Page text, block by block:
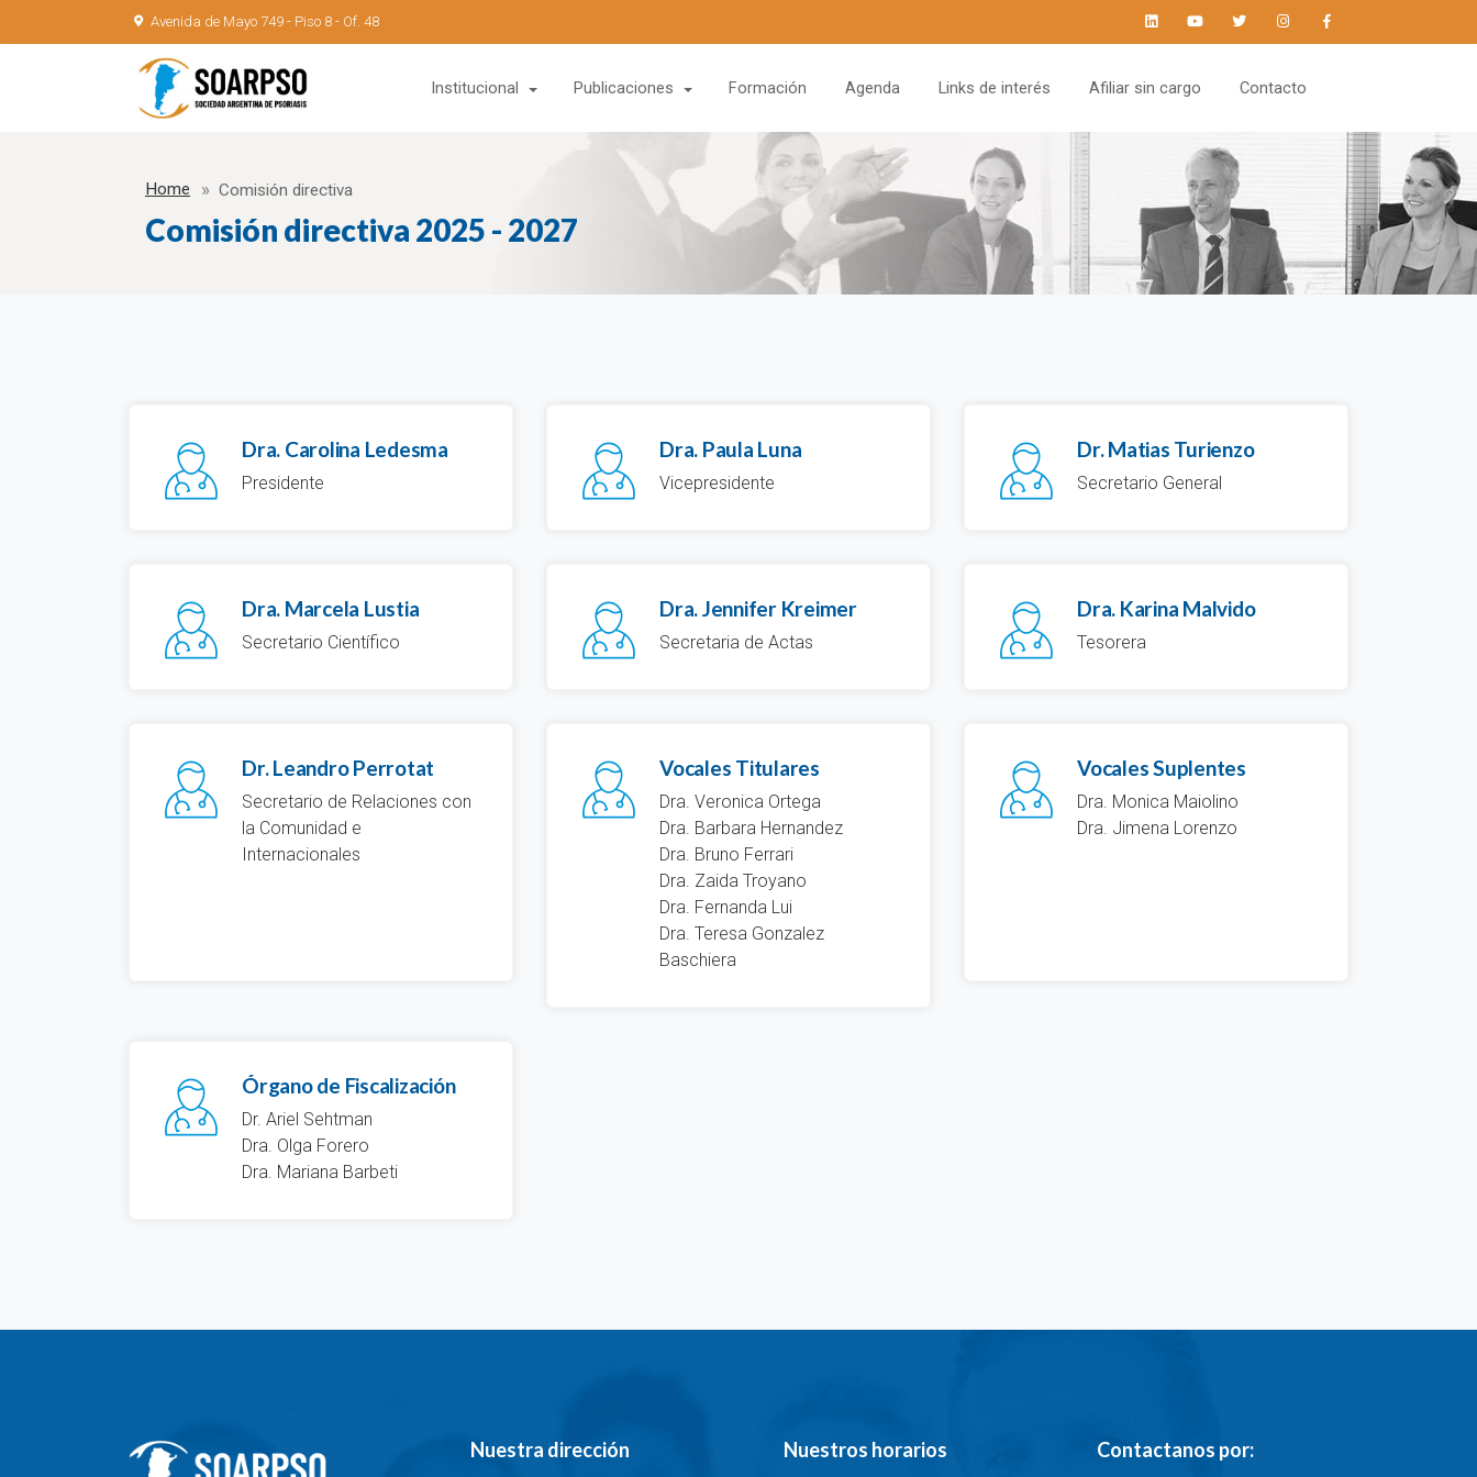
Avenida de Mayo 749 - Piso 8 - Of. 48
Institucional
Publicaciones
Formación Agenda Links de interés Afiliar sin cargo Contacto
Home Comisión directiva
Comisión directiva 2025 - 2027
Dra. Carolina Ledesma
Presidente
Dra. Paula Luna
Vicepresidente
Dr. Matias Turienzo
Secretario General
Dra. Marcela Lustia
Secretario Científico
Dra. Jennifer Kreimer
Secretaria de Actas
Dra. Karina Malvido
Tesorera
Dr. Leandro Perrotat
Secretario de Relaciones con
la Comunidad e
Internacionales
Vocales Titulares
Dra. Veronica Ortega
Dra. Barbara Hernandez
Dra. Bruno Ferrari
Dra. Zaida Troyano
Dra. Fernanda Lui
Dra. Teresa Gonzalez
Baschiera
Vocales Suplentes
Dra. Monica Maiolino
Dra. Jimena Lorenzo
Órgano de Fiscalización
Dr. Ariel Sehtman
Dra. Olga Forero
Dra. Mariana Barbeti
Nuestra dirección Nuestros horarios Contactanos por: